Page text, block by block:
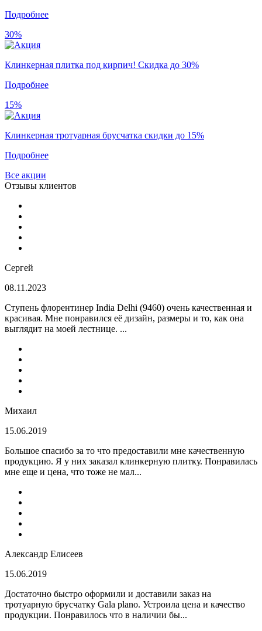
Подробнее
30%
Клинкерная плитка под кирпич! Скидка до 30%
Подробнее
15%
Клинкерная тротуарная брусчатка скидки до 15%
Подробнее
Все акции
Отзывы клиентов
Сергей
08.11.2023
Ступень флорентинер India Delhi (9460) очень качественная и
красивая. Мне понравился её дизайн, размеры и то, как она
выглядит на моей лестнице. ...
Михаил
15.06.2019
Большое спасибо за то что предоставили мне качественную
продукцию. Я у них заказал клинкерную плитку. Понравилась
мне еще и цена, что тоже не мал...
Александр Елисеев
15.06.2019
Достаточно быстро оформили и доставили заказ на
тротуарную брусчатку Gala plano. Устроила цена и качество
продукции. Понравилось что в наличии бы...